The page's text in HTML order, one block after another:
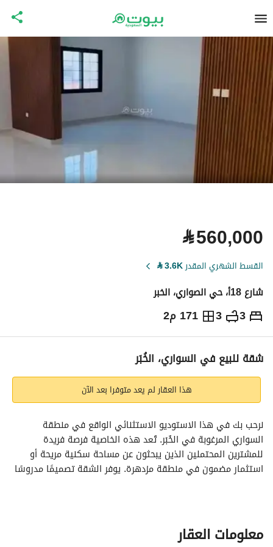
⃁560,000
القسط الشهري المقدر3.6K
⃁
شارع 18أ، حي الصواري، الخبر
3
3 171 م2 ⃁
560,000
التفاصيل معلومات ترخيص الإعلان
شقة للبيع في السواري، الخُبَر
هذا العقار لم يعد متوفرا بعد الآن
تتضمن ميزات العقار:
- تصميم استوديو، مصمم لتوفير مساحة سكنية فعالة.
معلومات العقار